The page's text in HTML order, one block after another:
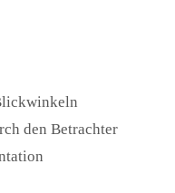
den Betrachter